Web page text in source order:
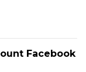
Facebook